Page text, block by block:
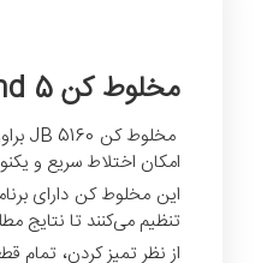
مخلوط کن smart blend 5
امکان اختلاط سریع و
این مخلوط کن دارای
تنظیم می‌کنند تا نتایج مطلوبی به دست آید. علاوه بر این،